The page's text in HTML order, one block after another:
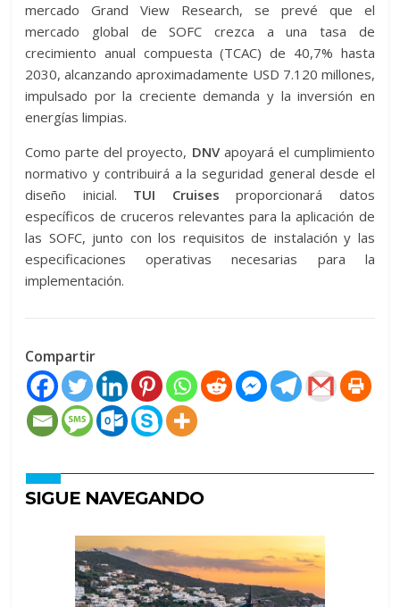
mercado Grand View Research, se prevé que el
mercado global de SOFC crezca a una tasa de
crecimiento anual compuesta (TCAC) de 40,7% hasta
2030, alcanzando aproximadamente USD 7.120 millones,
impulsado por la creciente demanda y la inversión en
energías limpias.
Como parte del proyecto, DNVapoyará el cumplimiento
normativo y contribuirá a la seguridad general desde el
diseño inicial. TUI Cruises proporcionará datos
específicos de cruceros relevantes para la aplicación de
las SOFC, junto con los requisitos de instalación y las
especificaciones operativas necesarias para la
implementación.
Compartir
SIGUE NAVEGANDO